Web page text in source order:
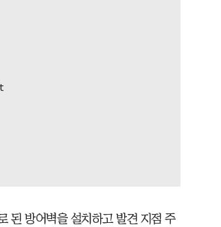
된 방어벽을 설치하고 발견 지점 주